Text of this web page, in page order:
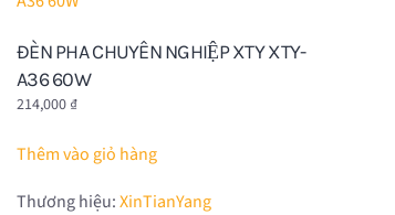
ĐÈN PHA CHUYÊN NGHIỆP XTY XTY-
A36 60W
214,000 ₫
Thêm vào giỏ hàng
Thương hiệu:XinTianYang